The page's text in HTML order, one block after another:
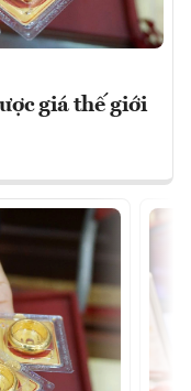
giá thế giới